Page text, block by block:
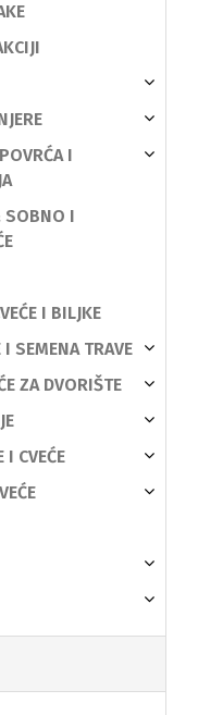
I
SOBNO I
I BILJKE
I SEMENA TRAVE
ZA DVORIŠTE
I CVEĆE